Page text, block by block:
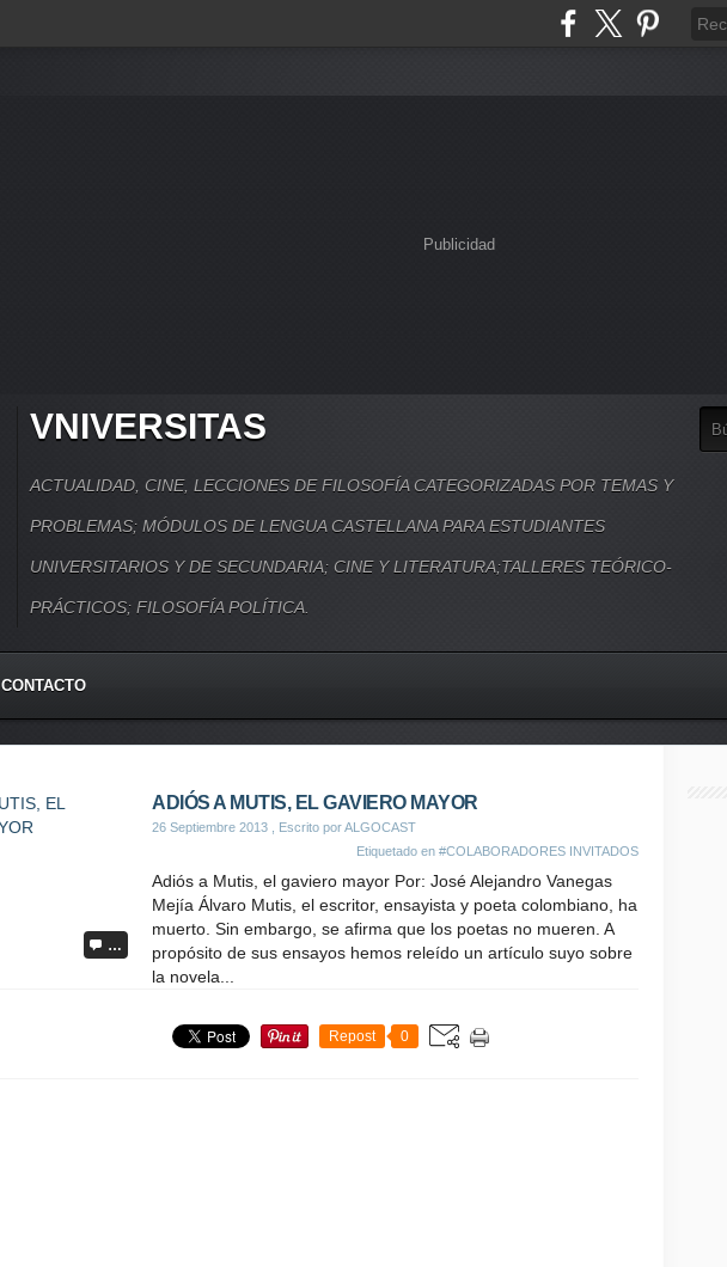
Publicidad
VNIVERSITAS
ACTUALIDAD, CINE, LECCIONES DE FILOSOFÍA CATEGORIZADAS POR TEMAS Y
PROBLEMAS; MÓDULOS DE LENGUA CASTELLANA PARA ESTUDIANTES
UNIVERSITARIOS Y DE SECUNDARIA; CINE Y LITERATURA;TALLERES TEÓRICO-
PRÁCTICOS; FILOSOFÍA POLÍTICA.
CONTACTO
…
ADIÓS A MUTIS, EL GAVIERO MAYOR
26 Septiembre 2013 , Escrito por ALGOCAST
Etiquetado en #COLABORADORES INVITADOS
Adiós a Mutis, el gaviero mayor Por: José Alejandro Vanegas
Mejía Álvaro Mutis, el escritor, ensayista y poeta colombiano, ha
muerto. Sin embargo, se afirma que los poetas no mueren. A
propósito de sus ensayos hemos releído un artículo suyo sobre
la novela...
Repost 0